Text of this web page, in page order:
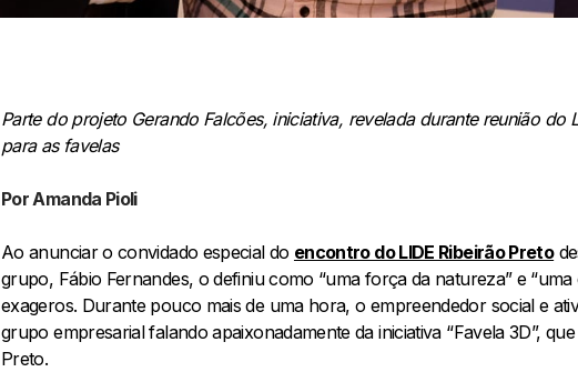
Parte do projeto Gerando Falcões, iniciativa, revelada durante reunião
para as favelas
Por Amanda Pioli
Ao anunciar o convidado especial do encontro do LIDE Ribeirão Preto
grupo, Fábio Fernandes, o definiu como “uma força da natureza” e
exageros. Durante pouco mais de uma hora, o empreendedor social e
grupo empresarial falando apaixonadamente da iniciativa “Favela 3D”,
Preto.